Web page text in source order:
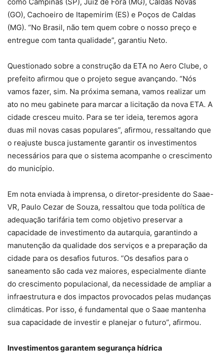
(GO), Cachoeiro de Itapemirim (ES) e Poços de Caldas
(MG). “No Brasil, não tem quem cobre o nosso preço e
entregue com tanta qualidade”, garantiu Neto.
Questionado sobre a construção da ETA no Aero Clube, o
prefeito afirmou que o projeto segue avançando. “Nós
vamos fazer, sim. Na próxima semana, vamos realizar um
ato no meu gabinete para marcar a licitação da nova ETA. A
cidade cresceu muito. Para se ter ideia, teremos agora
duas mil novas casas populares”, afirmou, ressaltando que
o reajuste busca justamente garantir os investimentos
necessários para que o sistema acompanhe o crescimento
do município.
Em nota enviada à imprensa, o diretor-presidente do Saae-
VR, Paulo Cezar de Souza, ressaltou que toda política de
adequação tarifária tem como objetivo preservar a
capacidade de investimento da autarquia, garantindo a
manutenção da qualidade dos serviços e a preparação da
cidade para os desafios futuros. “Os desafios para o
saneamento são cada vez maiores, especialmente diante
do crescimento populacional, da necessidade de ampliar a
infraestrutura e dos impactos provocados pelas mudanças
climáticas. Por isso, é fundamental que o Saae mantenha
sua capacidade de investir e planejar o futuro”, afirmou.
Investimentos garantem segurança hídrica